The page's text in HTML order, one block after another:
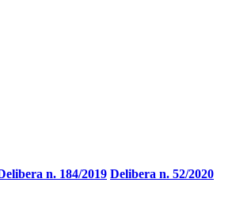
n. 184/2019 Delibera n. 52/2020